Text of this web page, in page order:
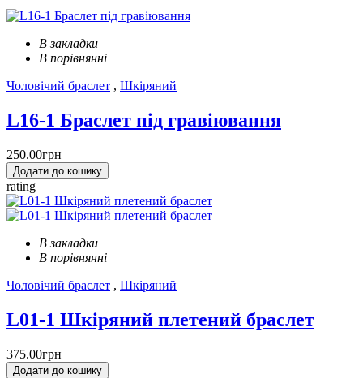
В закладки
В порівнянні
Чоловічий браслет , Шкіряний
L16-1 Браслет під гравіювання
250.00грн
Додати до кошику
rating
В закладки
В порівнянні
Чоловічий браслет , Шкіряний
L01-1 Шкіряний плетений браслет
375.00грн
Додати до кошику